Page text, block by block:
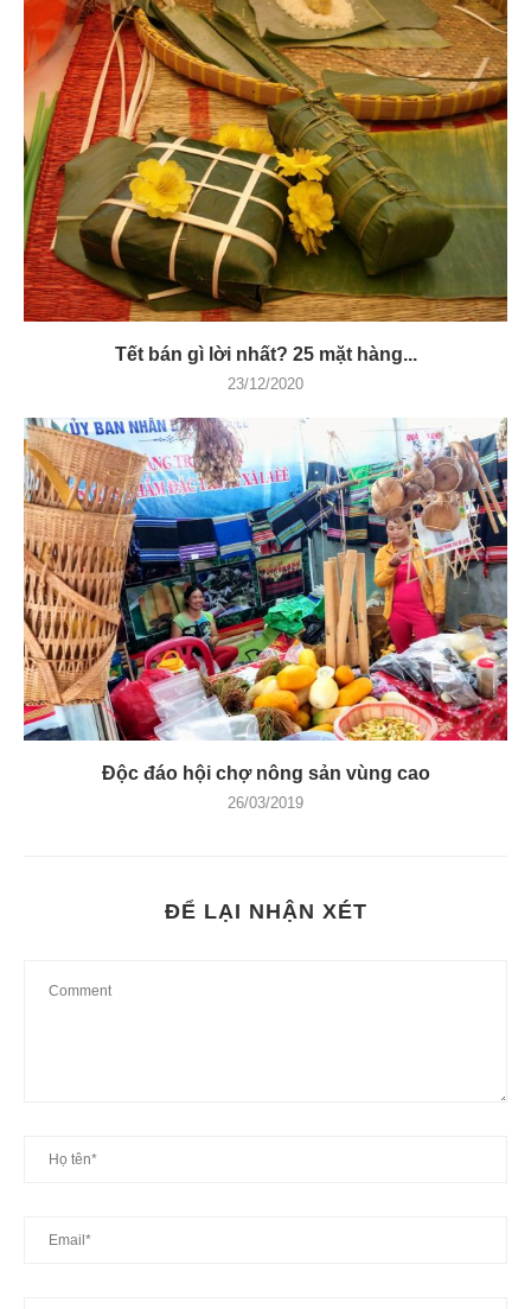
Tết bán gì lời nhất? 25 mặt hàng...
23/12/2020
Độc đáo hội chợ nông sản vùng cao
26/03/2019
ĐỂ LẠI NHẬN XÉT